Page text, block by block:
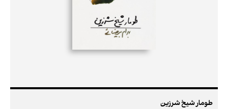
طومار شیخ شرزین